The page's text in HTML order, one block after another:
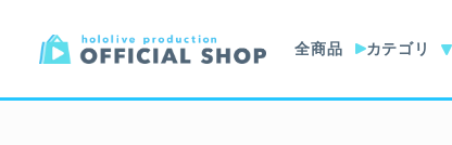
全商品 カテゴリ